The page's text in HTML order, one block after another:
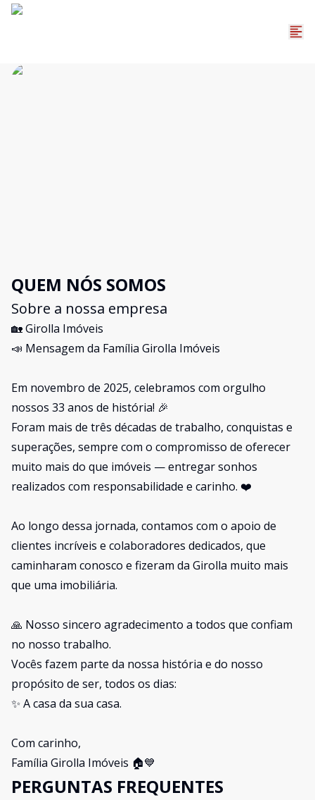
QUEM NÓS SOMOS
Sobre a nossa empresa
🏡 Girolla Imóveis
📣 Mensagem da Família Girolla Imóveis
Em novembro de 2025, celebramos com orgulho
nossos 33 anos de história! 🎉
Foram mais de três décadas de trabalho, conquistas e
superações, sempre com o compromisso de oferecer
muito mais do que imóveis — entregar sonhos
realizados com responsabilidade e carinho. ❤️
Ao longo dessa jornada, contamos com o apoio de
clientes incríveis e colaboradores dedicados, que
caminharam conosco e fizeram da Girolla muito mais
que uma imobiliária.
🙏 Nosso sincero agradecimento a todos que confiam
no nosso trabalho.
Vocês fazem parte da nossa história e do nosso
propósito de ser, todos os dias:
✨ A casa da sua casa.
Com carinho,
Família Girolla Imóveis 🏠💙
PERGUNTAS FREQUENTES